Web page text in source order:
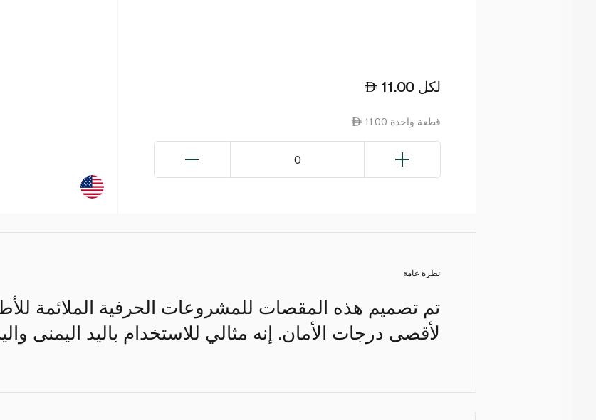
11.00 لكل
11.00 قطعة واحدة
0
نظرة عامة
تم تصميم هذه المقصات للمشروعات الحرفية الملائمة
لأقصى درجات الأمان. إنه مثالي للاستخدام باليد اليمنى